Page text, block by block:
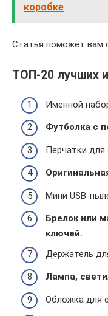
коробке
Статья поможет вам
ТОП-20 лучших
Именной
Футболка с
Перчатки для
Мини USB-
Брелок или
ключей.
Держатель
Лампа,
Обложка для